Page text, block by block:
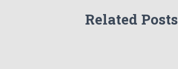
Related Posts